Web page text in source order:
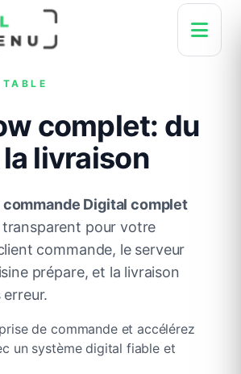
complet: du
livraison
commande Digital complet
pour votre
commande, le serveur
prépare, et la livraison
de commande et accélérez
un système digital fiable et